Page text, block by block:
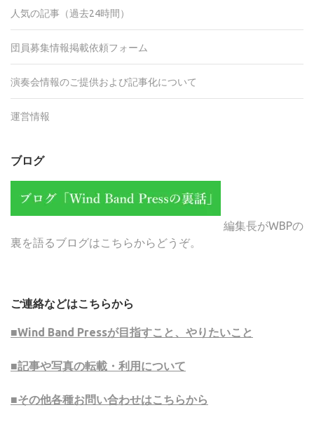
人気の記事（過去24時間）
団員募集情報掲載依頼フォーム
演奏会情報のご提供および記事化について
運営情報
ブログ
編集長がWBPの
裏を語るブログはこちらからどうぞ。
ご連絡などはこちらから
■Wind Band Pressが目指すこと、やりたいこと
■記事や写真の転載・利用について
■その他各種お問い合わせはこちらから